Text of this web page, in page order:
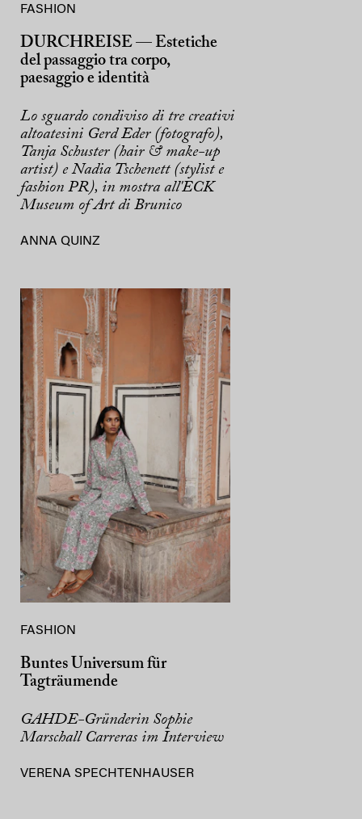
FASHION
DURCHREISE — Estetiche
del passaggio tra corpo,
paesaggio e identità
Lo sguardo condiviso di tre creativi
altoatesini Gerd Eder (fotografo),
Tanja Schuster (hair & make-up
artist) e Nadia Tschenett (stylist e
fashion PR), in mostra all'ECK
Museum of Art di Brunico
ANNA QUINZ
FASHION
Buntes Universum für
Tagträumende
GAHDE-Gründerin Sophie
Marschall Carreras im Interview
VERENA SPECHTENHAUSER